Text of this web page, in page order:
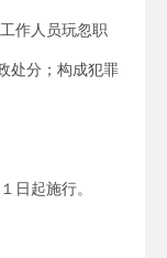
作人员玩忽职
处分；构成犯罪
日起施行。